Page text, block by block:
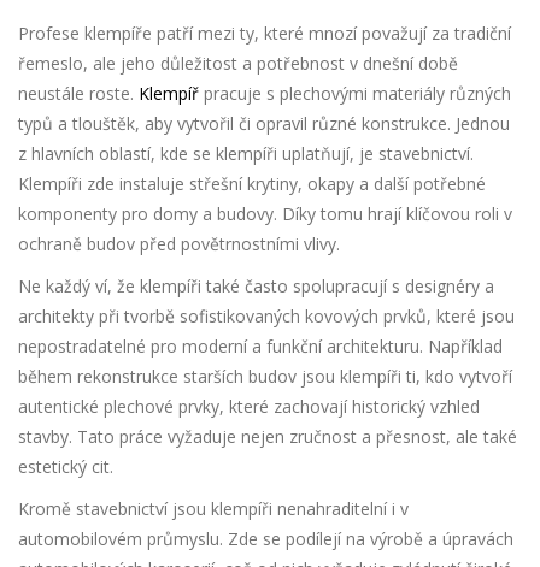
Profese klempíře patří mezi ty, které mnozí považují za tradiční
řemeslo, ale jeho důležitost a potřebnost v dnešní době
neustále roste. Klempíř pracuje s plechovými materiály různých
typů a tlouštěk, aby vytvořil či opravil různé konstrukce. Jednou
z hlavních oblastí, kde se klempíři uplatňují, je stavebnictví.
Klempíři zde instaluje střešní krytiny, okapy a další potřebné
komponenty pro domy a budovy. Díky tomu hrají klíčovou roli v
ochraně budov před povětrnostními vlivy.
Ne každý ví, že klempíři také často spolupracují s designéry a
architekty při tvorbě sofistikovaných kovových prvků, které jsou
nepostradatelné pro moderní a funkční architekturu. Například
během rekonstrukce starších budov jsou klempíři ti, kdo vytvoří
autentické plechové prvky, které zachovají historický vzhled
stavby. Tato práce vyžaduje nejen zručnost a přesnost, ale také
estetický cit.
Kromě stavebnictví jsou klempíři nenahraditelní i v
automobilovém průmyslu. Zde se podílejí na výrobě a úpravách